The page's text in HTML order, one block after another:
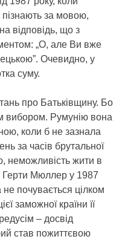
пізнають за мовою,
відповідь, що з
„О, але Ви вже
Очевидно, у
суму.
про Батьківщину. Бо
вибором. Румунію вона
коли б не зазнала
за часів брутальної
неможливість жити в
Герти Мюллер у 1987
не почувається цілком
заможної країни її
– досвід
став пожиттєвою